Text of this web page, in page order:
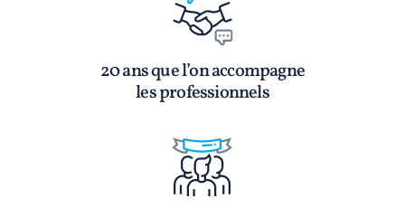
20 ans que l’on accompagne
les professionnels